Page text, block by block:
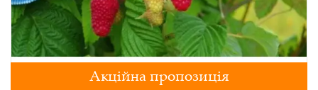
Акційна пропозиція